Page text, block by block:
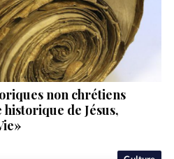
non chrétiens
de Jésus,